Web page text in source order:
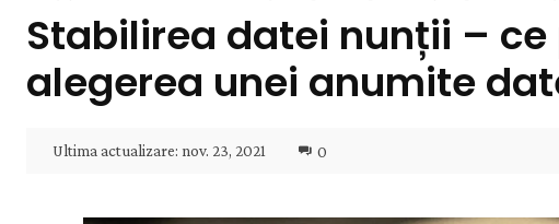
Stabilirea datei nunții –
alegerea unei anumite
Ultima actualizare: nov. 23, 2021 0